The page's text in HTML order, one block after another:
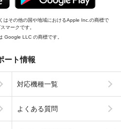
はその他の国や地域におけるApple Inc.の商標で
マークです。
Google LLC の商標です。
ート情報
対応機種一覧
よくある質問